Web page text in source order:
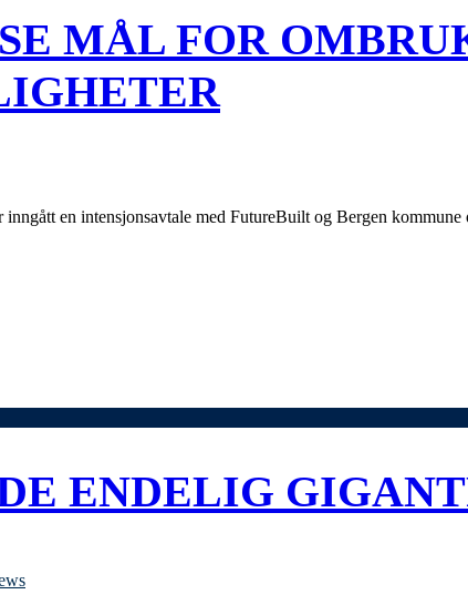
MÅL FOR
en intensjonsavtale med FutureBuilt og Bergen
ENDELIG